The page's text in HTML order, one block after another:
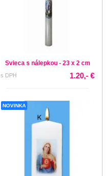
Svieca s nálepkou - 23 x 2 cm
s DPH 1.20,- €
NOVINKA